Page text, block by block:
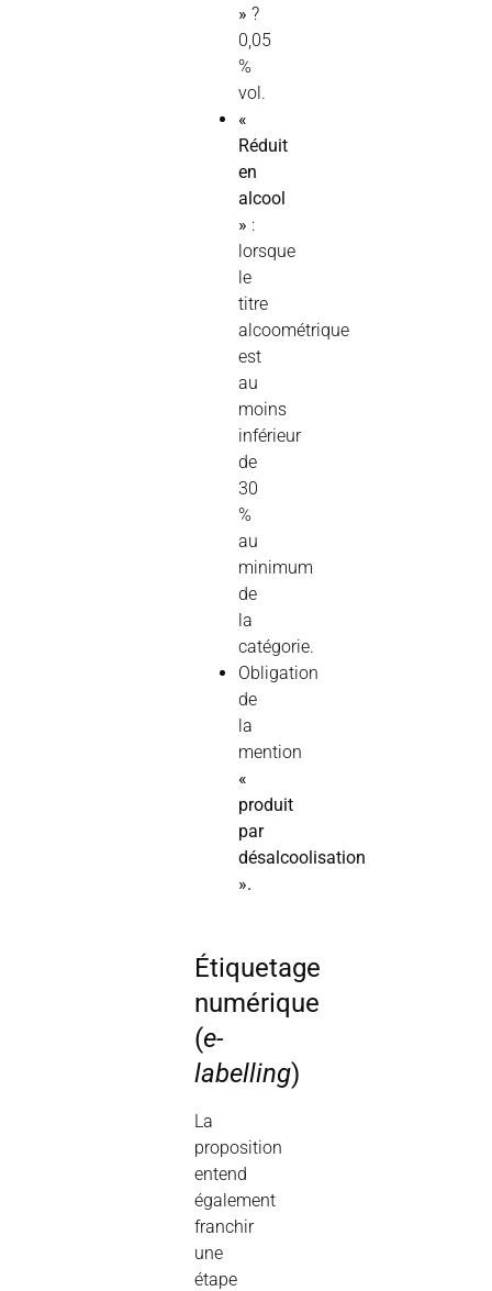
» ?
0,05
%
vol.
«
Réduit
en
alcool
» :
lorsque
le
titre
alcoométrique
est
au
moins
inférieur
de
30
%
au
minimum
de
la
catégorie.
Obligation
de
la
mention
«
produit
par
désalcoolisation
».
Étiquetage
numérique
(e-
labelling)
La
proposition
entend
également
franchir
une
étape